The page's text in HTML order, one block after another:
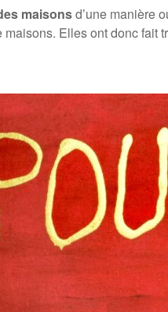
maisonsd’une manière
Elles ont donc fait